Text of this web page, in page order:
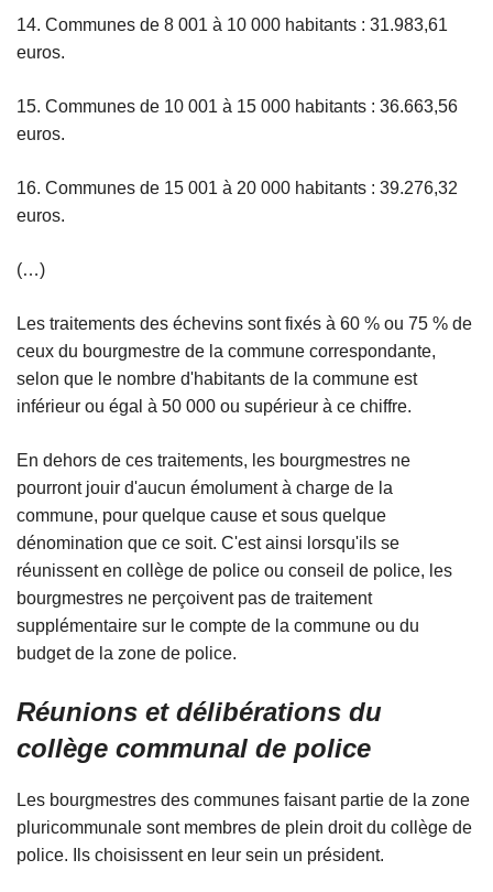
14. Communes de 8 001 à 10 000 habitants : 31.983,61
euros.
15. Communes de 10 001 à 15 000 habitants : 36.663,56
euros.
16. Communes de 15 001 à 20 000 habitants : 39.276,32
euros.
(…)
Les traitements des échevins sont fixés à 60 % ou 75 % de
ceux du bourgmestre de la commune correspondante,
selon que le nombre d'habitants de la commune est
inférieur ou égal à 50 000 ou supérieur à ce chiffre.
En dehors de ces traitements, les bourgmestres ne
pourront jouir d'aucun émolument à charge de la
commune, pour quelque cause et sous quelque
dénomination que ce soit. C'est ainsi lorsqu'ils se
réunissent en collège de police ou conseil de police, les
bourgmestres ne perçoivent pas de traitement
supplémentaire sur le compte de la commune ou du
budget de la zone de police.
Réunions et délibérations du
collège communal de police
Les bourgmestres des communes faisant partie de la zone
pluricommunale sont membres de plein droit du collège de
police. Ils choisissent en leur sein un président.